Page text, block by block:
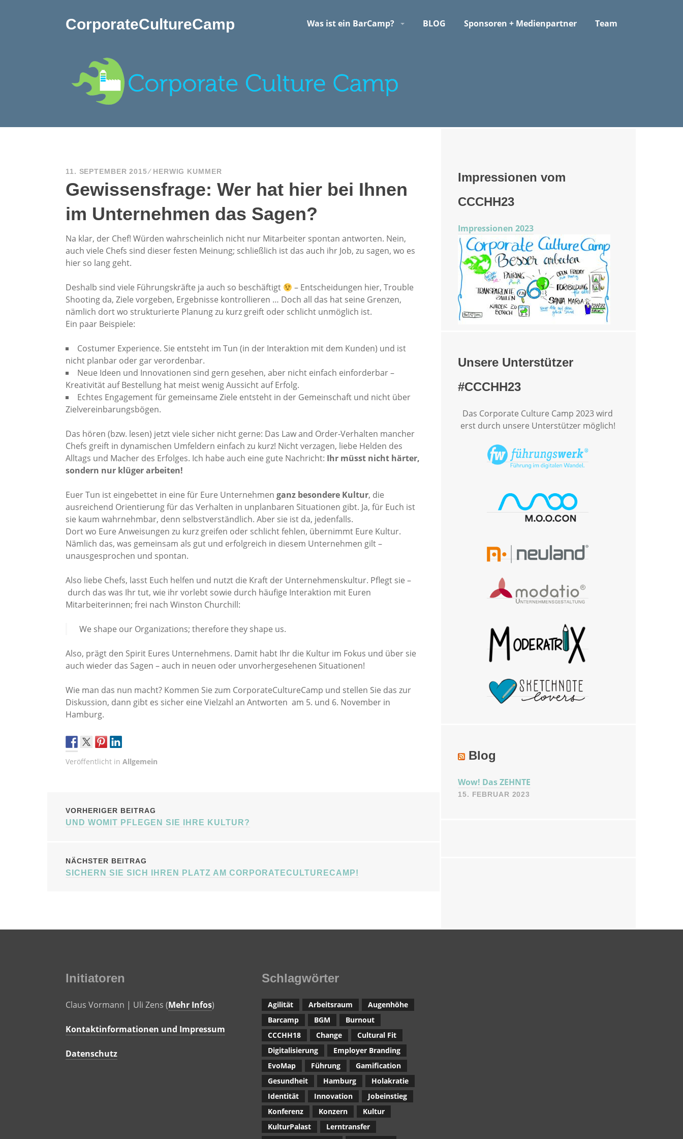
CorporateCultureCamp Was ist ein BarCamp? BLOG Sponsoren + Medienpartner Team
11. SEPTEMBER 2015 HERWIG KUMMER
Gewissensfrage: Wer hat hier bei Ihnen
im Unternehmen das Sagen?
Na klar, der Chef! Würden wahrscheinlich nicht nur Mitarbeiter spontan antworten. Nein,
auch viele Chefs sind dieser festen Meinung; schließlich ist das auch ihr Job, zu sagen, wo es
hier so lang geht.
Deshalb sind viele Führungskräfte ja auch so beschäftigt
– Entscheidungen hier, Trouble
Shooting da, Ziele vorgeben, Ergebnisse kontrollieren … Doch all das hat seine Grenzen,
nämlich dort wo strukturierte Planung zu kurz greift oder schlicht unmöglich ist.
Ein paar Beispiele:
Costumer Experience. Sie entsteht im Tun (in der Interaktion mit dem Kunden) und ist
nicht planbar oder gar verordenbar.
Neue Ideen und Innovationen sind gern gesehen, aber nicht einfach einforderbar –
Kreativität auf Bestellung hat meist wenig Aussicht auf Erfolg.
Echtes Engagement für gemeinsame Ziele entsteht in der Gemeinschaft und nicht über
Zielvereinbarungsbögen.
Das hören (bzw. lesen) jetzt viele sicher nicht gerne: Das Law and Order-Verhalten mancher
Chefs greift in dynamischen Umfeldern einfach zu kurz! Nicht verzagen, liebe Helden des
Alltags und Macher des Erfolges. Ich habe auch eine gute Nachricht: Ihr müsst nicht härter,
sondern nur klüger arbeiten!
Euer Tun ist eingebettet in eine für Eure Unternehmen ganz besondere Kultur, die
ausreichend Orientierung für das Verhalten in unplanbaren Situationen gibt. Ja, für Euch ist
sie kaum wahrnehmbar, denn selbstverständlich. Aber sie ist da, jedenfalls.
Dort wo Eure Anweisungen zu kurz greifen oder schlicht fehlen, übernimmt Eure Kultur.
Nämlich das, was gemeinsam als gut und erfolgreich in diesem Unternehmen gilt –
unausgesprochen und spontan.
Also liebe Chefs, lasst Euch helfen und nutzt die Kraft der Unternehmenskultur. Pflegt sie –
durch das was Ihr tut, wie ihr vorlebt sowie durch häufige Interaktion mit Euren
Mitarbeiterinnen; frei nach Winston Churchill:
We shape our Organizations; therefore they shape us.
Also, prägt den Spirit Eures Unternehmens. Damit habt Ihr die Kultur im Fokus und über sie
auch wieder das Sagen – auch in neuen oder unvorhergesehenen Situationen!
Wie man das nun macht? Kommen Sie zum CorporateCultureCamp und stellen Sie das zur
Diskussion, dann gibt es sicher eine Vielzahl an Antworten am 5. und 6. November in
Hamburg.
Veröffentlicht in Allgemein
BEITRAGSNAVIGATION
VORHERIGER BEITRAG
UND WOMIT PFLEGEN SIE IHRE KULTUR?
NÄCHSTER BEITRAG
SICHERN SIE SICH IHREN PLATZ AM CORPORATECULTURECAMP!
Impressionen vom
CCCHH23
Impressionen 2023
Unsere Unterstützer
#CCCHH23
Das Corporate Culture Camp 2023 wird
erst durch unsere Unterstützer möglich!
Blog
Wow! Das ZEHNTE
15. FEBRUAR 2023
Initiatoren
Claus Vormann | Uli Zens (Mehr Infos)
Kontaktinformationen und Impressum
Datenschutz
Schlagwörter
Agilität Arbeitsraum
Augenhöhe
Barcamp
BGM
Burnout
CCCHH18
Change
Cultural Fit
Digitalisierung
Employer Branding
EvoMap
Führung
Gamification
Gesundheit
Hamburg
Holakratie
Identität
Innovation
Jobeinstieg
Konferenz
Konzern
Kultur
KulturPalast
Lerntransfer